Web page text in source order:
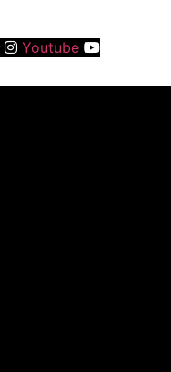
Youtube